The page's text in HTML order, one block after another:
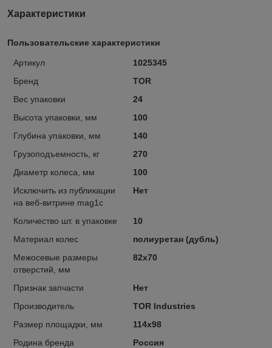
Характеристики
Пользовательские характеристики
Артикул
1025345
Бренд
TOR
Вес упаковки
24
Высота упаковки, мм
100
Глубина упаковки, мм
140
Грузоподъемность, кг
270
Диаметр колеса, мм
100
Исключить из публикации
на веб-витрине mag1c
Нет
Количество шт. в упаковке
10
Материал колес
полиуретан (дубль)
Межосевые размеры
отверстий, мм
82х70
Признак запчасти
Нет
Производитель
TOR Industries
Размер площадки, мм
114х98
Родина бренда
Россия